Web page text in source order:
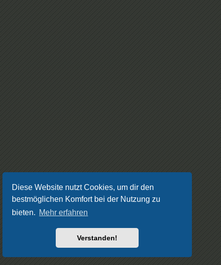
Diese Website nutzt Cookies, um dir den
bestmöglichen Komfort bei der Nutzung zu
bieten. Mehr erfahren
Verstanden!